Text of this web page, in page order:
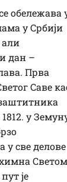
обележава
у Србији
дан –
Прва
Саве
у
све делове
Светом
је